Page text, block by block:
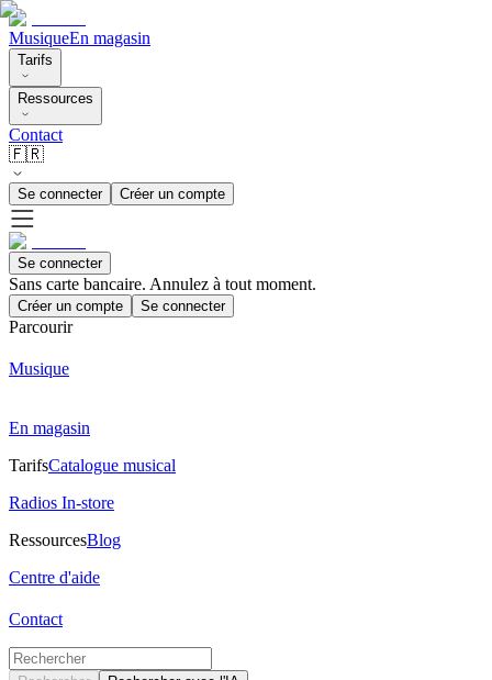
MusiqueEn magasin
Tarifs
Ressources
Contact
🇫🇷
Se connecter Créer un compte
Se connecter
Sans carte bancaire. Annulez à tout moment.
Créer un compte Se connecter
Parcourir
Musique
En magasin
TarifsCatalogue musical
Radios In-store
RessourcesBlog
Centre d'aide
Contact